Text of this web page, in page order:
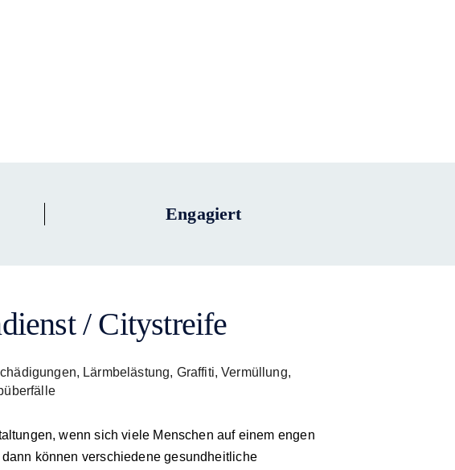
Engagiert
/ Citystreife
Lärmbelästung, Graffiti, Vermüllung,
wenn sich viele Menschen auf einem engen
können verschiedene gesundheitliche